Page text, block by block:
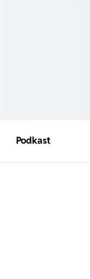
Podkast